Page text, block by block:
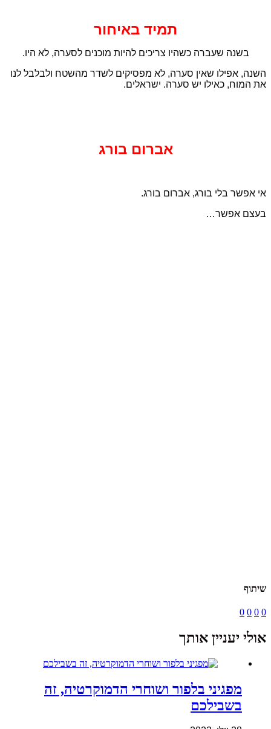
תמיד באיחור
בשנה שעברה כשהיו צריכים להיות מוכנים לסערה, לא היו.
השנה, אפילו שאין סערה, לא מפסיקים לשדר מהשטח ולבלבל לנו
את המוח, כאילו יש סערה. ישראלים.
אברום בורג
אי אפשר בלי בורג, אברום בורג.
בעצם אפשר…
שיתוף
0
0
0
0
אולי יעניין אותך
מפגיני בלפור ושוחרי הדמוקרטיה, זה
בשבילכם